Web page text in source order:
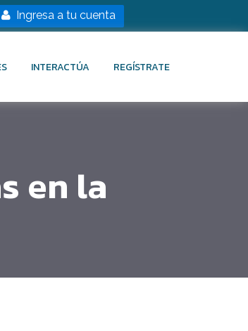
Ingresa a tu cuenta
INTERACTÚA REGÍSTRATE
en la